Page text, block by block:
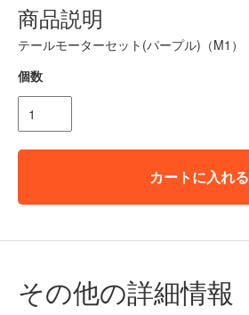
商品説明
テールモーターセット(パープル)（M1）
個数
カートに入れる
その他の詳細情報